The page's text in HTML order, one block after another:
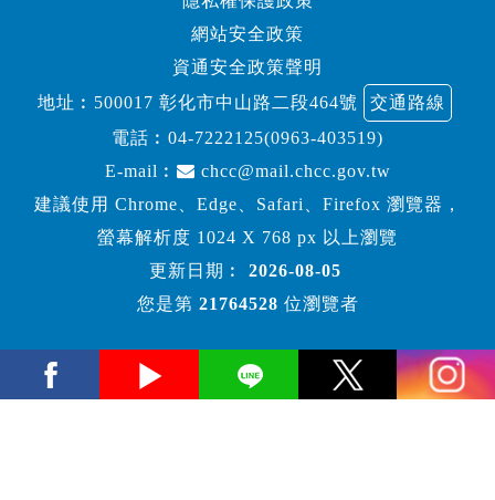
網站安全政策
資通安全政策聲明
地址︰500017 彰化市中山路二段464號
交通路線
電話︰ 04-7222125(0963-403519)
E-mail︰
chcc@mail.chcc.gov.tw
建議使用 Chrome、Edge、Safari、Firefox 瀏覽器，
螢幕解析度 1024 X 768 px 以上瀏覽
更新日期︰
2026-08-05
您是第 21764528 位瀏覽者